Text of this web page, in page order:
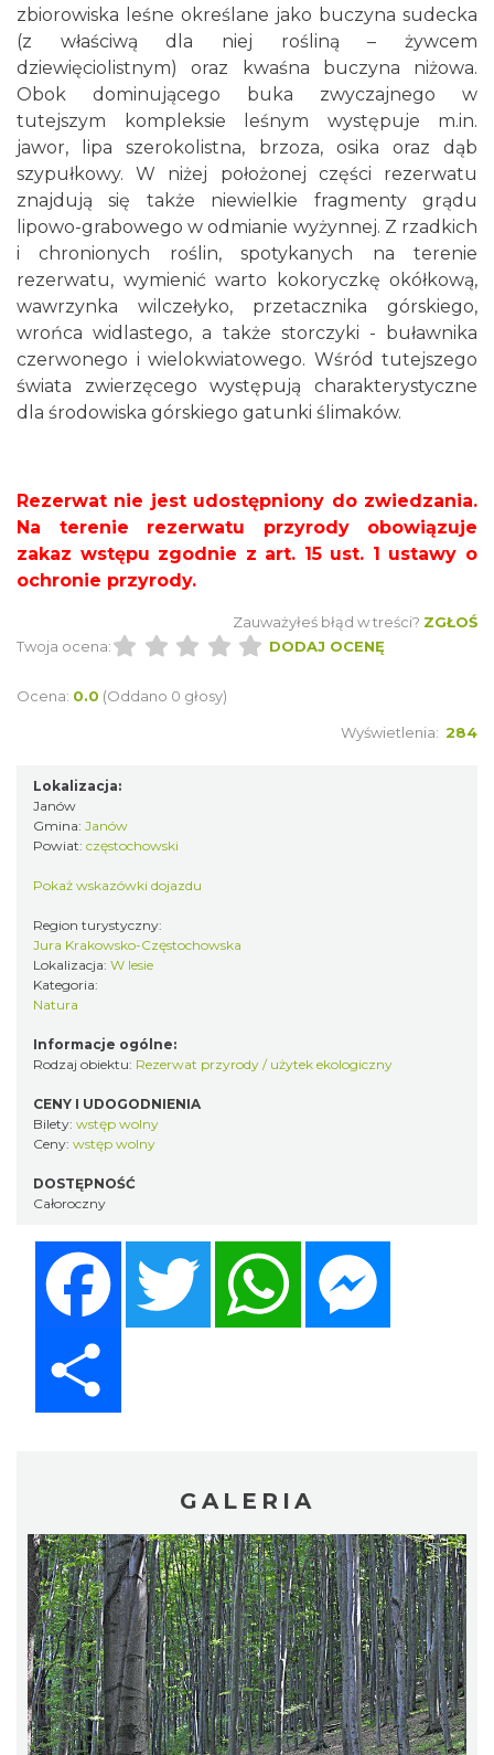
zbiorowiska leśne określane jako buczyna sudecka
(z właściwą dla niej rośliną – żywcem
dziewięciolistnym) oraz kwaśna buczyna niżowa.
Obok dominującego buka zwyczajnego w
tutejszym kompleksie leśnym występuje m.in.
jawor, lipa szerokolistna, brzoza, osika oraz dąb
szypułkowy. W niżej położonej części rezerwatu
znajdują się także niewielkie fragmenty grądu
lipowo-grabowego w odmianie wyżynnej. Z rzadkich
i chronionych roślin, spotykanych na terenie
rezerwatu, wymienić warto kokoryczkę okółkową,
wawrzynka wilczełyko, przetacznika górskiego,
wrońca widlastego, a także storczyki - buławnika
czerwonego i wielokwiatowego. Wśród tutejszego
świata zwierzęcego występują charakterystyczne
dla środowiska górskiego gatunki ślimaków.
Rezerwat nie jest udostępniony do zwiedzania.
Na terenie rezerwatu przyrody obowiązuje
zakaz wstępu zgodnie z art. 15 ust. 1 ustawy o
ochronie przyrody.
Zauważyłeś błąd w treści? ZGŁOŚ
Twoja ocena:
DODAJ OCENĘ
Ocena: 0.0 (Oddano 0 głosy)
Wyświetlenia: 284
Lokalizacja:
Janów
Gmina: Janów
Powiat: częstochowski
Pokaż wskazówki dojazdu
Region turystyczny:
Jura Krakowsko-Częstochowska
Lokalizacja: W lesie
Kategoria:
Natura
Informacje ogólne:
Rodzaj obiektu: Rezerwat przyrody / użytek ekologiczny
CENY I UDOGODNIENIA
Bilety: wstęp wolny
Ceny: wstęp wolny
DOSTĘPNOŚĆ
Całoroczny
Twitter WhatsApp
GALERIA